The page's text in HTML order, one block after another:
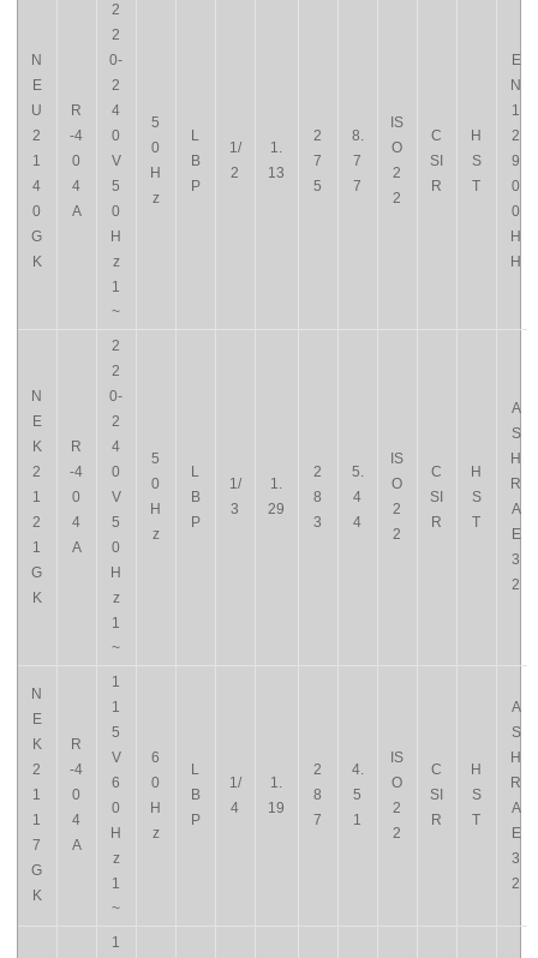
N
E
U
2
1
4
0
G
K
R
-4
0
4
A
2
2
0-
2
4
0
V
5
0
H
z
1
~
5
0
H
z
L
B
P
1/
2
1.
13
2
7
5
8.
7
7
IS
O
2
2
C
SI
R
H
S
T
E
N
1
2
9
0
0
H
H
N
E
K
2
1
2
1
G
K
R
-4
0
4
A
2
2
0-
2
4
0
V
5
0
H
z
1
~
5
0
H
z
L
B
P
1/
3
1.
29
2
8
3
5.
4
4
IS
O
2
2
C
SI
R
H
S
T
A
S
H
R
A
E
3
2
N
E
K
2
1
1
7
G
K
R
-4
0
4
A
1
1
5
V
6
0
H
z
1
~
6
0
H
z
L
B
P
1/
4
1.
19
2
8
7
4.
5
1
IS
O
2
2
C
SI
R
H
S
T
A
S
H
R
A
E
3
2
1